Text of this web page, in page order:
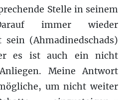
Stelle in seinem
immer wieder
(Ahmadinedschads)
es ist auch ein nicht
Meine Antwort
um nicht weiter